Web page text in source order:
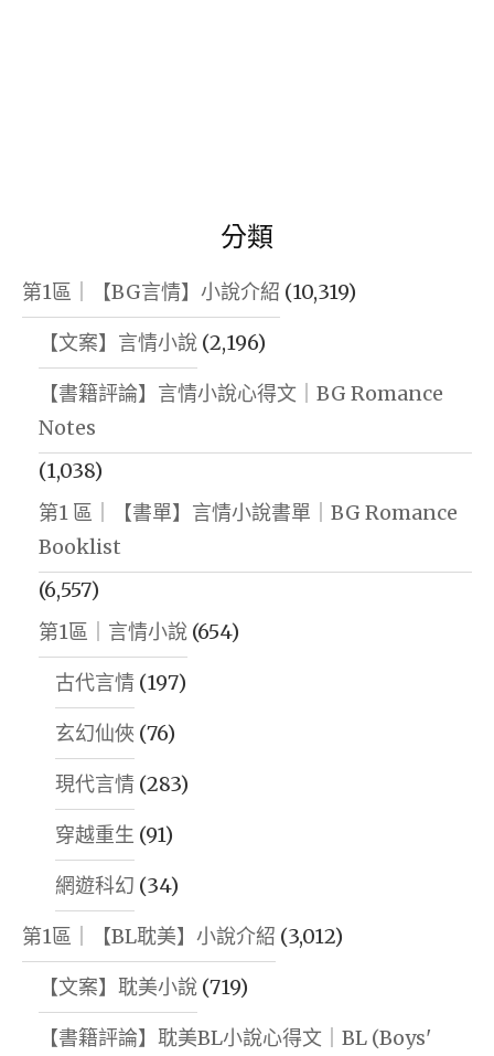
分類
第1區｜【BG言情】小說介紹 (10,319)
【文案】言情小說 (2,196)
【書籍評論】言情小說心得文｜BG Romance
Notes
(1,038)
第1 區｜【書單】言情小說書單｜BG Romance
Booklist
(6,557)
第1區｜言情小說 (654)
古代言情 (197)
玄幻仙俠 (76)
現代言情 (283)
穿越重生 (91)
網遊科幻 (34)
第1區｜【BL耽美】小說介紹 (3,012)
【文案】耽美小說 (719)
【書籍評論】耽美BL小說心得文｜BL (Boys'